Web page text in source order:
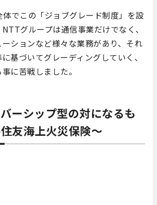
でこの「ジョブグレード制度」を設
グループは通信事業だけでなく、
ションなど様々な業務があり、それ
基づいてグレーディングしていく、
に苦戦しました。
ーシップ型の対になるも
友海上火災保険～